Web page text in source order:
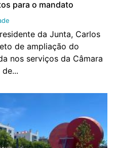
para o mandato
da Junta, Carlos
de ampliação do
nos serviços da Câmara